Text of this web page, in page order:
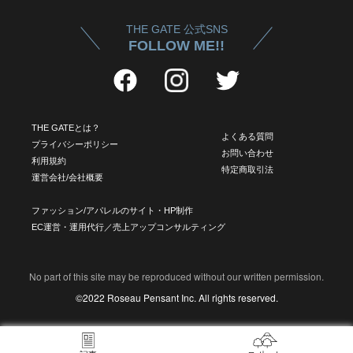
THE GATE 公式SNS
FOLLOW ME!!
THE GATEとは？
プライバシーポリシー
利用規約
運営会社/会社概要
よくある質問
お問い合わせ
特定商取引法
ファッション/アパレルのサイト・HP制作
EC運営・運用代行／売上アップコンサルティング
No part of this site may be reproduced without our written permission.
©2022 Roseau Pensant Inc. All rights reserved.